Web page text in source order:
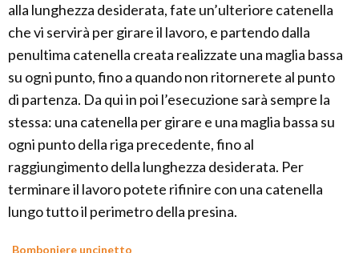
alla lunghezza desiderata, fate un’ulteriore catenella
che vi servirà per girare il lavoro, e partendo dalla
penultima catenella creata realizzate una maglia bassa
su ogni punto, fino a quando non ritornerete al punto
di partenza. Da qui in poi l’esecuzione sarà sempre la
stessa: una catenella per girare e una maglia bassa su
ogni punto della riga precedente, fino al
raggiungimento della lunghezza desiderata. Per
terminare il lavoro potete rifinire con una catenella
lungo tutto il perimetro della presina.
Bomboniere uncinetto